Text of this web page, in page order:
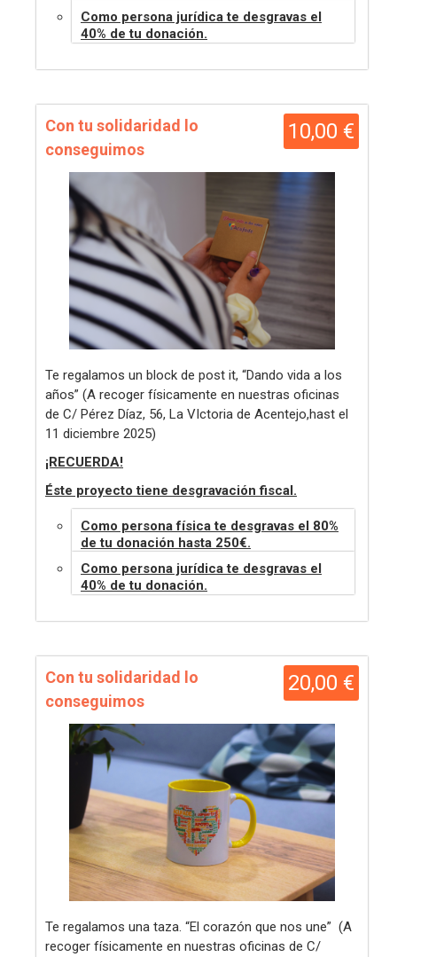
Como persona jurídica te desgravas el
40% de tu donación.
10,00 €
Con tu solidaridad lo
conseguimos
Te regalamos un block de post it, “Dando vida a los
años” (A recoger físicamente en nuestras oficinas
de C/ Pérez Díaz, 56, La VIctoria de Acentejo,hast el
11 diciembre 2025)
¡RECUERDA!
Éste proyecto tiene desgravación fiscal.
Como persona física te desgravas el 80%
de tu donación hasta 250€.
Como persona jurídica te desgravas el
40% de tu donación.
20,00 €
Con tu solidaridad lo
conseguimos
Te regalamos una taza. “El corazón que nos une” (A
recoger físicamente en nuestras oficinas de C/